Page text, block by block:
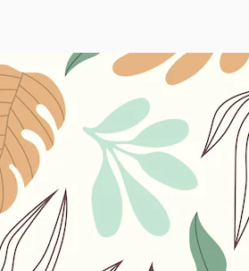
Produtos
Spaces
Assistente de IA
Gerador de
imagens
Gerador de vídeos
Começar
Academy
Documentação
Atendimento
Termos e
condições